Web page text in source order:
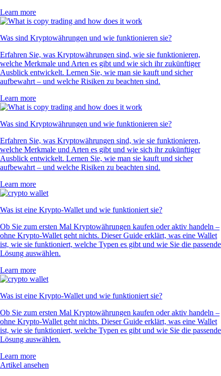
Learn more
Was sind Kryptowährungen und wie funktionieren sie?
Erfahren Sie, was Kryptowährungen sind, wie sie funktionieren,
welche Merkmale und Arten es gibt und wie sich ihr zukünftiger
Ausblick entwickelt. Lernen Sie, wie man sie kauft und sicher
aufbewahrt – und welche Risiken zu beachten sind.
Learn more
Was sind Kryptowährungen und wie funktionieren sie?
Erfahren Sie, was Kryptowährungen sind, wie sie funktionieren,
welche Merkmale und Arten es gibt und wie sich ihr zukünftiger
Ausblick entwickelt. Lernen Sie, wie man sie kauft und sicher
aufbewahrt – und welche Risiken zu beachten sind.
Learn more
Was ist eine Krypto-Wallet und wie funktioniert sie?
Ob Sie zum ersten Mal Kryptowährungen kaufen oder aktiv handeln –
ohne Krypto-Wallet geht nichts. Dieser Guide erklärt, was eine Wallet
ist, wie sie funktioniert, welche Typen es gibt und wie Sie die passende
Lösung auswählen.
Learn more
Was ist eine Krypto-Wallet und wie funktioniert sie?
Ob Sie zum ersten Mal Kryptowährungen kaufen oder aktiv handeln –
ohne Krypto-Wallet geht nichts. Dieser Guide erklärt, was eine Wallet
ist, wie sie funktioniert, welche Typen es gibt und wie Sie die passende
Lösung auswählen.
Learn more
Artikel ansehen